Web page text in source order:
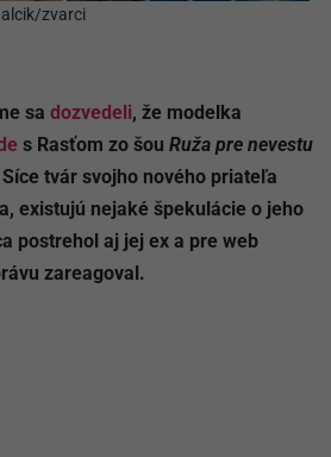
zvarci
sa dozvedeli, že modelka
s Rasťom zo šou Ruža pre nevestu
tvár svojho nového priateľa
existujú nejaké špekulácie o jeho
postrehol aj jej ex a pre web
zareagoval.